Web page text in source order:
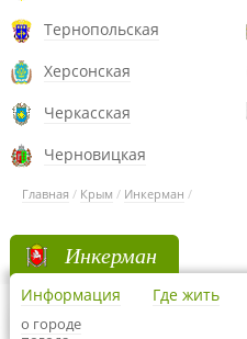
Тернопольская
Херсонская
Черкасская
Черновицкая
Главная / Крым / Инкерман /
Инкерман
Информация
о городе
Где жить